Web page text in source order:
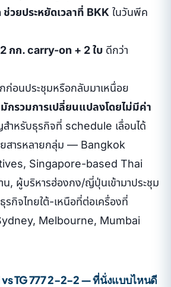
ยประหยัดเวลาที่ BKK ในวันพีค
กก. carry-on + 2 ใบ ดีกว่า
ก่อนประชุมหรือกลับมาเหนื่อย
กรวมการเปลี่ยนแปลงโดยไม่มีค่า
ำหรับธุรกิจที่ schedule เลื่อนได้
ยสารหลายกลุ่ม — Bangkok
Singapore-based Thai
, ผู้บริหารฮ่องกง/ญี่ปุ่นเข้ามาประชุม
กิจไทยใต้-เหนือที่ต่อเครื่องที่
Melbourne, Mumbai
TG 777 2-2-2 — ที่นั่งแบบไหนดี